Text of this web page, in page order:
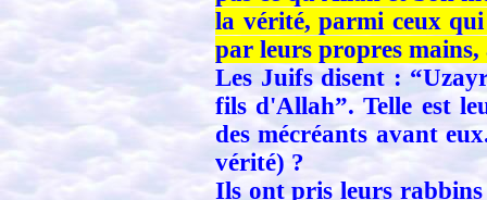
la vérité, parmi ceux
par leurs propres mains,
Les Juifs disent :
fils d'Allah”. Telle est
des mécréants avant
vérité) ?
Ils ont pris leurs